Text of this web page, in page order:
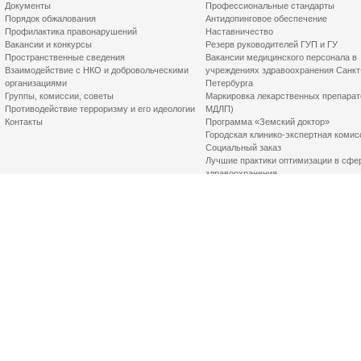
Документы
Порядок обжалования
Профилактика правонарушений
Вакансии и конкурсы
Пространственные сведения
Взаимодействие с НКО и добровольческими
организациями
Группы, комиссии, советы
Противодействие терроризму и его идеологии
Контакты
Профессиональные стандарты
Антидопинговое обеспечение
Наставничество
Резерв руководителей ГУП и ГУ
Вакансии медицинского персонала в
учреждениях здравоохранения
Петербурга
Маркировка лекарственных
МДЛП)
Программа «Земский доктор»
Городская клинико-экспертная
Социальный заказ
Лучшие практики оптимизации в
здравоохранения